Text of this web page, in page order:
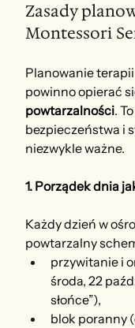
Zasady
Montessori
Planowanie
powinno opierać
powtarzalności.
bezpieczeństwa i
niezwykle ważne.
1. Porządek dnia
Każdy dzień w
powtarzalny
przywitanie i
środa, 22
słońce”),
blok poranny